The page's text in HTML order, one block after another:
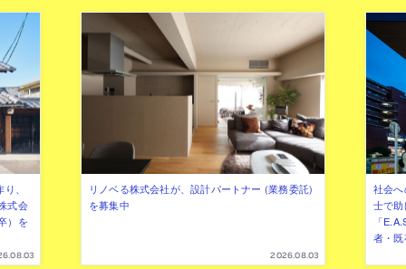
、
式会
）を
リノベる株式会社が、設計パートナー (業務委託)
を募集中
2026.08.03
社会
士で
「
者・